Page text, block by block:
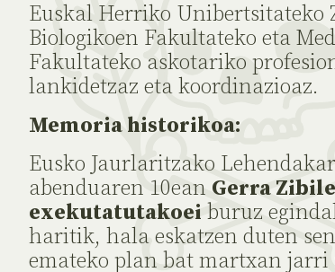
Euskal Herriko Unibertsitateko
Biologikoen Fakultateko eta
Fakultateko askotariko
lankidetzaz eta koordinazioaz.
Memoria historikoa:
Eusko Jaurlaritzako
abenduaren 10ean Gerra
exekutatutakoei buruz
haritik, hala eskatzen duten
emateko plan bat martxan jarri